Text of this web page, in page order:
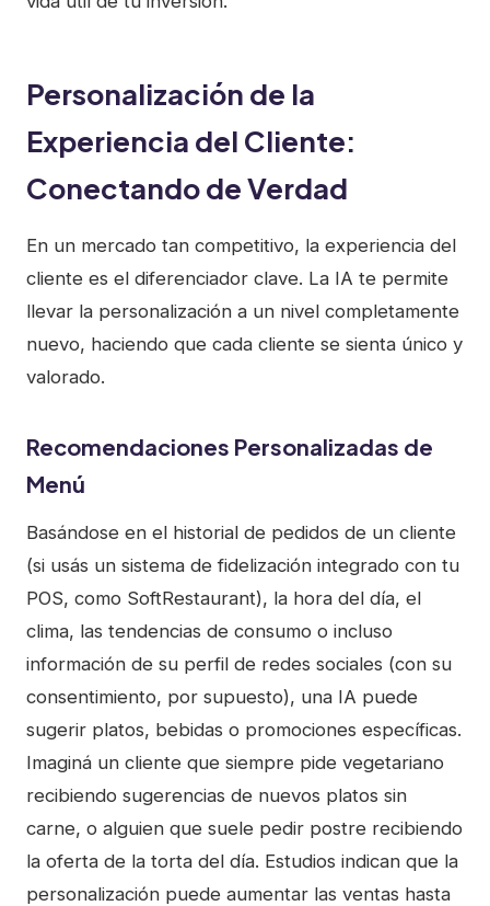
Personalización de la
Experiencia del Cliente:
Conectando de Verdad
En un mercado tan competitivo, la experiencia del
cliente es el diferenciador clave. La IA te permite
llevar la personalización a un nivel completamente
nuevo, haciendo que cada cliente se sienta único y
valorado.
Recomendaciones Personalizadas de
Menú
Basándose en el historial de pedidos de un cliente
(si usás un sistema de fidelización integrado con tu
POS, como SoftRestaurant), la hora del día, el
clima, las tendencias de consumo o incluso
información de su perfil de redes sociales (con su
consentimiento, por supuesto), una IA puede
sugerir platos, bebidas o promociones específicas.
Imaginá un cliente que siempre pide vegetariano
recibiendo sugerencias de nuevos platos sin
carne, o alguien que suele pedir postre recibiendo
la oferta de la torta del día. Estudios indican que la
personalización puede aumentar las ventas hasta